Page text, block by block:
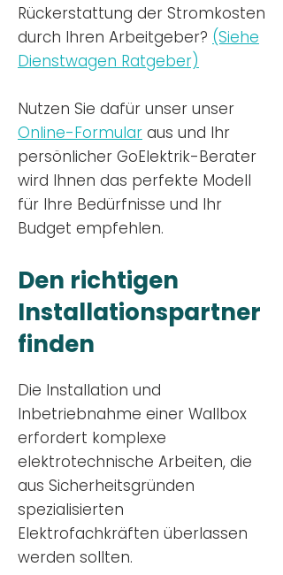
Rückerstattung der Stromkosten
durch Ihren Arbeitgeber? (Siehe
Dienstwagen Ratgeber)
Nutzen Sie dafür unser unser
Online-Formular aus und Ihr
persönlicher GoElektrik-Berater
wird Ihnen das perfekte Modell
für Ihre Bedürfnisse und Ihr
Budget empfehlen.
Den richtigen
Installationspartner
finden
Die Installation und
Inbetriebnahme einer Wallbox
erfordert komplexe
elektrotechnische Arbeiten, die
aus Sicherheitsgründen
spezialisierten
Elektrofachkräften überlassen
werden sollten.